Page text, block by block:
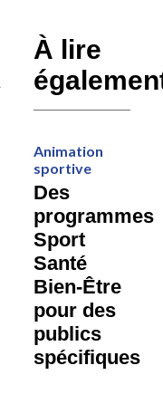
À lire
Animation
sportive
Des
programmes
Sport
Santé
Bien-Être
pour des
publics
spécifiques